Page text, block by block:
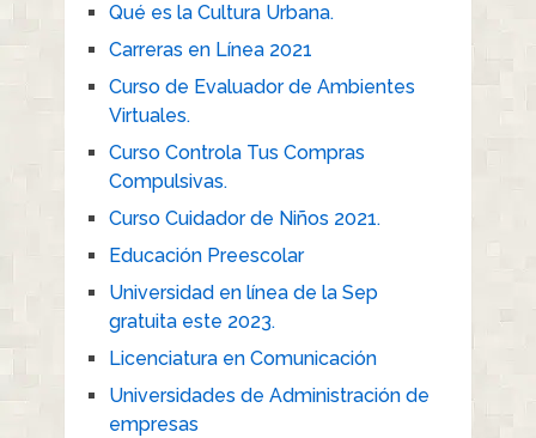
Qué es la Cultura Urbana.
Carreras en Línea 2021
Curso de Evaluador de Ambientes
Virtuales.
Curso Controla Tus Compras
Compulsivas.
Curso Cuidador de Niños 2021.
Educación Preescolar
Universidad en línea de la Sep
gratuita este 2023.
Licenciatura en Comunicación
Universidades de Administración de
empresas